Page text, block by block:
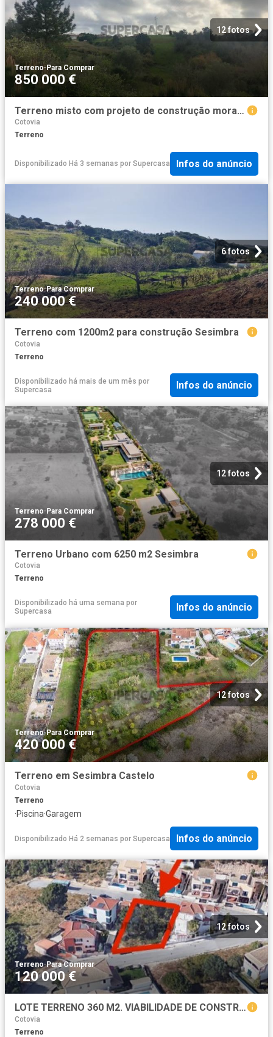
12 fotos
Terreno·Para Comprar
850 000 €
Terreno misto com projeto de construção moradia na zona de Almoinha Sesimbra
Cotovia
Terreno
Disponibilizado Há 3 semanas por Supercasa Infos do anúncio
6 fotos
Terreno·Para Comprar
240 000 €
Terreno com 1200m2 para construção Sesimbra
Cotovia
Terreno
Disponibilizado há mais de um mês por
Supercasa
Infos do anúncio
12 fotos
Terreno·Para Comprar
278 000 €
Terreno Urbano com 6250 m2 Sesimbra
Cotovia
Terreno
Disponibilizado há uma semana por
Supercasa
Infos do anúncio
12 fotos
Terreno·Para Comprar
420 000 €
Terreno em Sesimbra Castelo
Cotovia
Terreno
·Piscina·Garagem
Disponibilizado Há 2 semanas por Supercasa Infos do anúncio
12 fotos
Terreno·Para Comprar
120 000 €
LOTE TERRENO 360 M2. VIABILIDADE DE CONSTRUÇÃO 230 M2
Cotovia
Terreno